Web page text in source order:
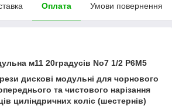
Оплата Умови повернення
м11 20градусів No7 1/2 Р6М5
дискові модульні для чорнового
та чистового нарізання
циліндричних коліс (шестернів)